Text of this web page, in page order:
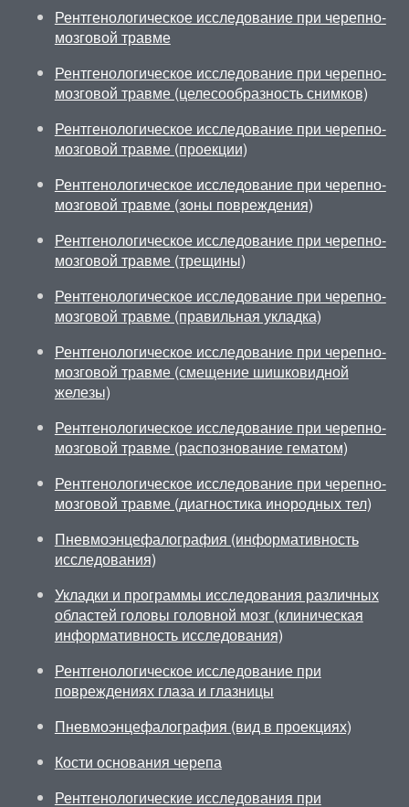
Рентгенологическое исследование при черепно-
мозговой травме
Рентгенологическое исследование при черепно-
мозговой травме (целесообразность снимков)
Рентгенологическое исследование при черепно-
мозговой травме (проекции)
Рентгенологическое исследование при черепно-
мозговой травме (зоны повреждения)
Рентгенологическое исследование при черепно-
мозговой травме (трещины)
Рентгенологическое исследование при черепно-
мозговой травме (правильная укладка)
Рентгенологическое исследование при черепно-
мозговой травме (смещение шишковидной
железы)
Рентгенологическое исследование при черепно-
мозговой травме (распознование гематом)
Рентгенологическое исследование при черепно-
мозговой травме (диагностика инородных тел)
Пневмоэнцефалография (информативность
исследования)
Укладки и программы исследования различных
областей головы головной мозг (клиническая
информативность исследования)
Рентгенологическое исследование при
повреждениях глаза и глазницы
Пневмоэнцефалография (вид в проекциях)
Кости основания черепа
Рентгенологические исследования при